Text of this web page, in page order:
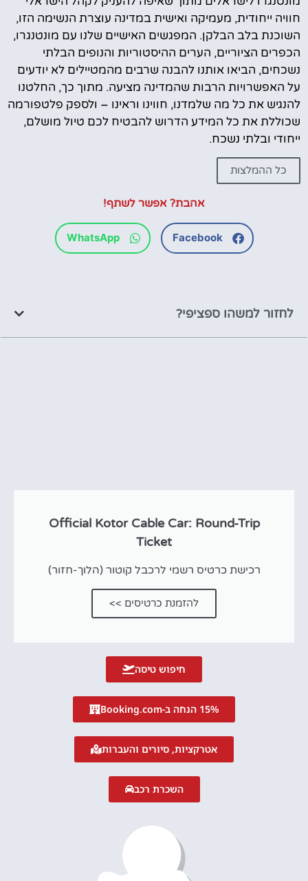
חוויה ייחודית, מעמיקה ואישית במדינה עוצרת הנשימה הזו,
השוכנת בלב הבלקן. המפגשים האישיים שלנו עם מונטנגרו,
הכפרים הציוריים, הערים ההיסטוריות והנופים הבלתי
נשכחים, הביאו אותנו להבנה שרבים מהמטיילים לא יודעים
על האפשרויות הרבות שהמדינה מציעה. מתוך כך, החלטנו
להנגיש את כל מה שלמדנו, חווינו וראינו – ולספק פלטפורמה
שכוללת את כל המידע הדרוש להבטיח לכם טיול מושלם,
ייחודי ובלתי נשכח.
כל ההמלצות
אהבת? אפשר לשתף!
Facebook
WhatsApp
לחזור למשהו ספציפי?
Official Kotor Cable Car: Round-Trip
Ticket
רכישת כרטיס רשמי לרכבל קוטור (הלוך-חזור)
להזמנת כרטיסים >>
חיפוש טיסה
15% הנחה ב-Booking.com
אטרקציות, סיורים והעברות
השכרת רכב